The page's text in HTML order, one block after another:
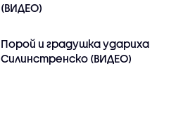
(ВИДЕО)
Порой и градушка удариха
Силинстренско (ВИДЕО)